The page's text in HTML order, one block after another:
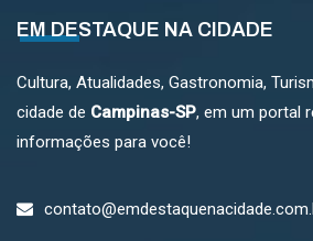
EM DESTAQUE NA CIDADE
Cultura, Atualidades, Gastronomia,
cidade de Campinas-SP, em um portal
informações para você!